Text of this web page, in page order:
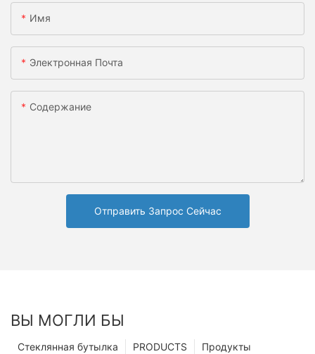
Имя
Электронная Почта
Содержание
Отправить Запрос Сейчас
ВЫ МОГЛИ БЫ
Продукты
PRODUCTS
Стеклянная бутылка